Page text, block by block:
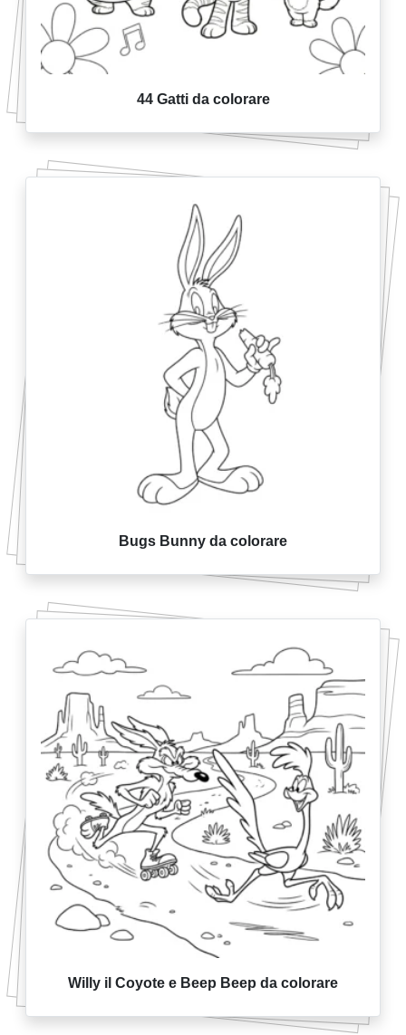
44 Gatti da colorare
Bugs Bunny da colorare
Willy il Coyote e Beep Beep da colorare